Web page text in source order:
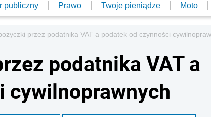
publiczny Prawo Twoje pieniądze Moto
przez podatnika VAT a podatek od czynności
podatnika VAT a
cywilnoprawnych